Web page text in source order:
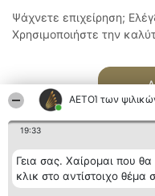
ΑΕΤΟΊ των
19:33
Γεια σας. Χαίρομαι που
κλικ στο αντίστοιχο θέμα
Ψάχνετε επιχείρηση;
Χρησιμοποιήστε την